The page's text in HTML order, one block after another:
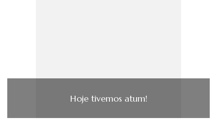
Hoje tivemos atum!